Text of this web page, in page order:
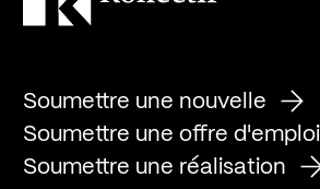
Soumettre une nouvelle
Soumettre une offre d'emploi
Soumettre une réalisation